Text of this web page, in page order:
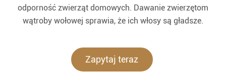
odporność zwierząt domowych. Dawanie zwierzętom
wątroby wołowej sprawia, że ich włosy są gładsze.
Zapytaj teraz